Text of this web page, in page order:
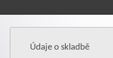
Údaje o skladbě